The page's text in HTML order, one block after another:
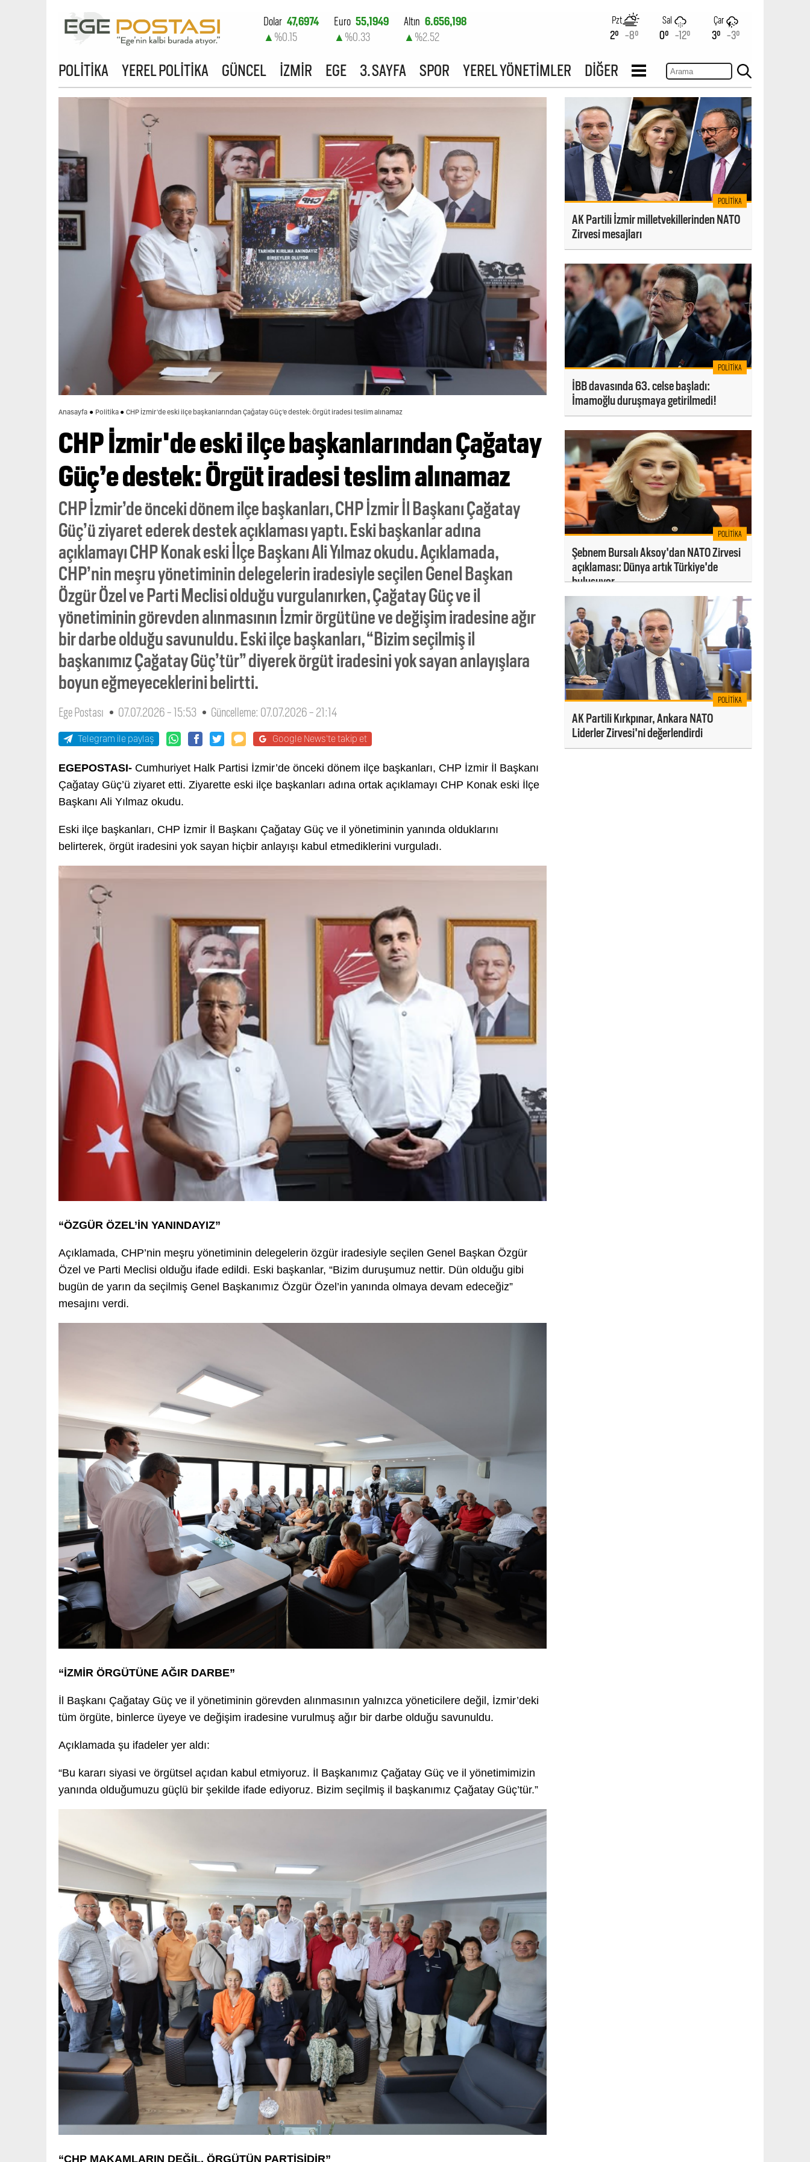
Dolar 47,6974
▲ %0.15
Euro 55,1949
▲ %0.33
Altın 6.656,198
▲ %2.52
%-0.14
Pzt
2° -8°
Sal
0° -12°
Çar
3° -3°
POLİTİKA YEREL POLİTİKA GÜNCEL İZMİR EGE 3. SAYFA SPOR YEREL YÖNETİMLER DİĞER
Anasayfa Politika CHP İzmir'de eski ilçe başkanlarından Çağatay Güç’e destek: Örgüt iradesi teslim alınamaz
CHP İzmir'de eski ilçe başkanlarından Çağatay
Güç’e destek: Örgüt iradesi teslim alınamaz
CHP İzmir’de önceki dönem ilçe başkanları, CHP İzmir İl Başkanı Çağatay
Güç’ü ziyaret ederek destek açıklaması yaptı. Eski başkanlar adına
açıklamayı CHP Konak eski İlçe Başkanı Ali Yılmaz okudu. Açıklamada,
CHP’nin meşru yönetiminin delegelerin iradesiyle seçilen Genel Başkan
Özgür Özel ve Parti Meclisi olduğu vurgulanırken, Çağatay Güç ve il
yönetiminin görevden alınmasının İzmir örgütüne ve değişim iradesine ağır
bir darbe olduğu savunuldu. Eski ilçe başkanları, “Bizim seçilmiş il
başkanımız Çağatay Güç’tür” diyerek örgüt iradesini yok sayan anlayışlara
boyun eğmeyeceklerini belirtti.
Ege Postası 07.07.2026 - 15:53 Güncelleme: 07.07.2026 - 21:14
Telegram ile paylaş Google News'te takip et
EGEPOSTASI- Cumhuriyet Halk Partisi İzmir’de önceki dönem ilçe başkanları, CHP İzmir İl Başkanı
Çağatay Güç’ü ziyaret etti. Ziyarette eski ilçe başkanları adına ortak açıklamayı CHP Konak eski İlçe
Başkanı Ali Yılmaz okudu.
Eski ilçe başkanları, CHP İzmir İl Başkanı Çağatay Güç ve il yönetiminin yanında olduklarını
belirterek, örgüt iradesini yok sayan hiçbir anlayışı kabul etmediklerini vurguladı.
“ÖZGÜR ÖZEL’İN YANINDAYIZ”
Açıklamada, CHP’nin meşru yönetiminin delegelerin özgür iradesiyle seçilen Genel Başkan Özgür
Özel ve Parti Meclisi olduğu ifade edildi. Eski başkanlar, “Bizim duruşumuz nettir. Dün olduğu gibi
bugün de yarın da seçilmiş Genel Başkanımız Özgür Özel’in yanında olmaya devam edeceğiz”
mesajını verdi.
“İZMİR ÖRGÜTÜNE AĞIR DARBE”
İl Başkanı Çağatay Güç ve il yönetiminin görevden alınmasının yalnızca yöneticilere değil, İzmir’deki
tüm örgüte, binlerce üyeye ve değişim iradesine vurulmuş ağır bir darbe olduğu savunuldu.
Açıklamada şu ifadeler yer aldı:
“Bu kararı siyasi ve örgütsel açıdan kabul etmiyoruz. İl Başkanımız Çağatay Güç ve il yönetimimizin
yanında olduğumuzu güçlü bir şekilde ifade ediyoruz. Bizim seçilmiş il başkanımız Çağatay Güç’tür.”
“CHP MAKAMLARIN DEĞİL, ÖRGÜTÜN PARTİSİDİR”
POLITIKA
AK Partili İzmir milletvekillerinden NATO
Zirvesi mesajları
POLITIKA
İBB davasında 63. celse başladı:
İmamoğlu duruşmaya getirilmedi!
POLITIKA
Şebnem Bursalı Aksoy'dan NATO Zirvesi
açıklaması: Dünya artık Türkiye'de
buluşuyor
POLITIKA
AK Partili Kırkpınar, Ankara NATO
Liderler Zirvesi'ni değerlendirdi